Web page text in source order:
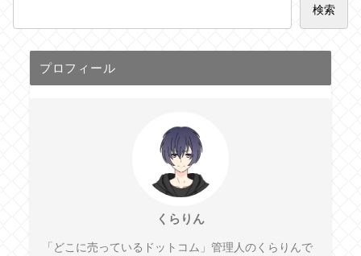
検索
プロフィール
くらりん
「どこに売っているドットコム」管理人のくらりんで